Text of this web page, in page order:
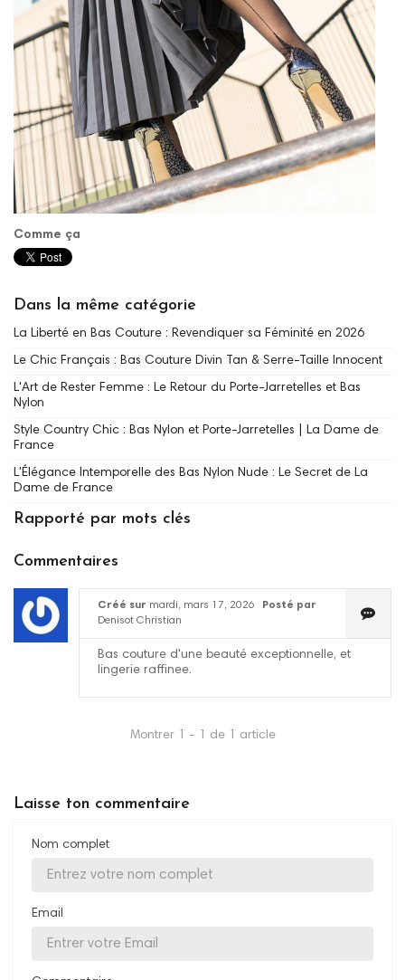
Comme ça
Dans la même catégorie
La Liberté en Bas Couture : Revendiquer sa Féminité en 2026
Le Chic Français : Bas Couture Divin Tan & Serre-Taille Innocent
L'Art de Rester Femme : Le Retour du Porte-Jarretelles et Bas
Nylon
Style Country Chic : Bas Nylon et Porte-Jarretelles | La Dame de
France
L'Élégance Intemporelle des Bas Nylon Nude : Le Secret de La
Dame de France
Rapporté par mots clés
Commentaires
Créé sur mardi, mars 17, 2026
Posté par
Denisot Christian
Bas couture d'une beauté exceptionnelle, et
lingerie raffinee.
Montrer 1 - 1 de 1 article
Laisse ton commentaire
Nom complet
Email